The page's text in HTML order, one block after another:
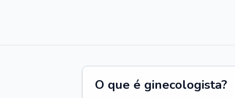
O que é ginecologista?